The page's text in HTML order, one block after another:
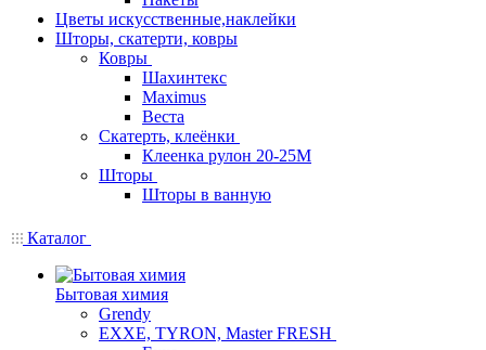
Цветы искусственные,наклейки
Шторы, скатерти, ковры
Ковры
Шахинтекс
Maximus
Веста
Скатерть, клеёнки
Клеенка рулон 20-25М
Шторы
Шторы в ванную
Каталог
Бытовая химия
Grendy
EXXE, TYRON, Master FRESH